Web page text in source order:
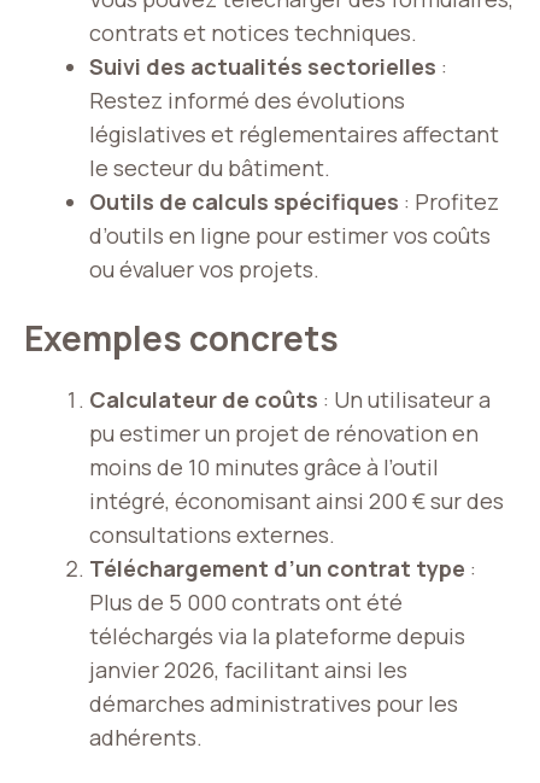
contrats et notices techniques.
Suivi des actualités sectorielles :
Restez informé des évolutions
législatives et réglementaires affectant
le secteur du bâtiment.
Outils de calculs spécifiques : Profitez
d’outils en ligne pour estimer vos coûts
ou évaluer vos projets.
Exemples concrets
Calculateur de coûts : Un utilisateur a
pu estimer un projet de rénovation en
moins de 10 minutes grâce à l’outil
intégré, économisant ainsi 200 € sur des
consultations externes.
Téléchargement d’un contrat type :
Plus de 5 000 contrats ont été
téléchargés via la plateforme depuis
janvier 2026, facilitant ainsi les
démarches administratives pour les
adhérents.